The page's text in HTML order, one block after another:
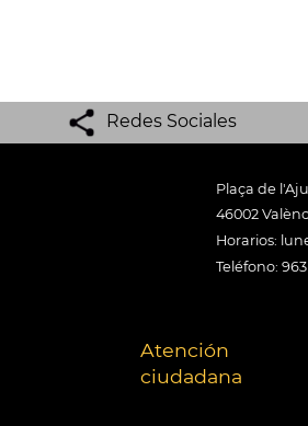
Redes Sociales
Plaça de
46002
Horarios:
Teléfono:
Atención
ciudadana